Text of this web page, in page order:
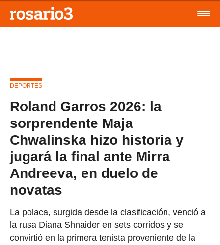
DEPORTES
Roland Garros 2026: la
sorprendente Maja
Chwalinska hizo historia y
jugará la final ante Mirra
Andreeva, en duelo de
novatas
La polaca, surgida desde la clasificación, venció a
la rusa Diana Shnaider en sets corridos y se
convirtió en la primera tenista proveniente de la